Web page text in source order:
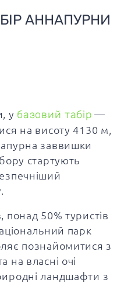
АННАПУРНИ
у базовий табір —
на висоту 4130 м,
заввишки
стартують
понад 50% туристів
парк
познайомитися з
на власні очі
ландшафти з